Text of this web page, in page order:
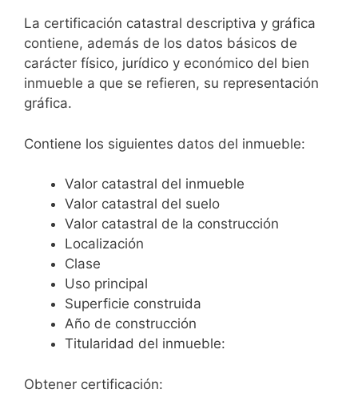
La certificación catastral descriptiva y gráfica
contiene, además de los datos básicos de
carácter físico, jurídico y económico del bien
inmueble a que se refieren, su representación
gráfica.
Contiene los siguientes datos del inmueble:
Valor catastral del inmueble
Valor catastral del suelo
Valor catastral de la construcción
Localización
Clase
Uso principal
Superficie construida
Año de construcción
Titularidad del inmueble:
Obtener certificación: